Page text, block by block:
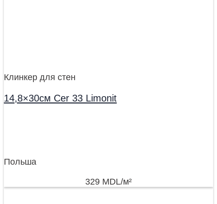
Клинкер для стен
14,8×30см Cer 33 Limonit
Польша
329 MDL/м²